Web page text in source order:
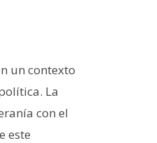
un contexto
La
con el
este